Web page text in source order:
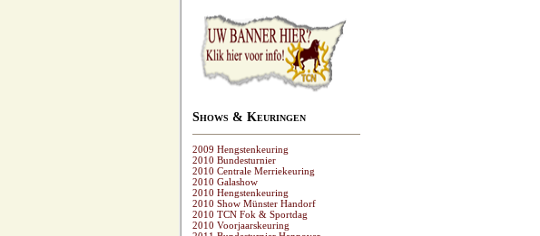
Shows & Keuringen
2009 Hengstenkeuring
2010 Bundesturnier
2010 Centrale Merriekeuring
2010 Galashow
2010 Hengstenkeuring
2010 Show Münster Handorf
2010 TCN Fok & Sportdag
2010 Voorjaarskeuring